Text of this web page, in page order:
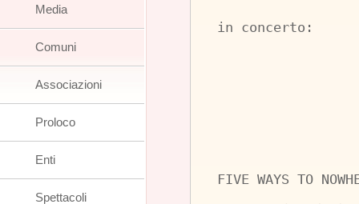
in concerto:
FIVE WAYS TO
Media
Comuni
Associazioni
Proloco
Enti
Spettacoli